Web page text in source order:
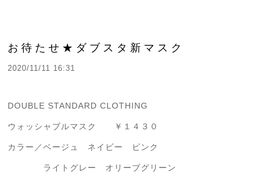
お待たせ★ダブスタ新マスク
2020/11/11 16:31
DOUBLE STANDARD CLOTHING
ウォッシャブルマスク ￥１４３０
カラー／ベージュ ネイビー ピンク
ライトグレー オリーブグリーン